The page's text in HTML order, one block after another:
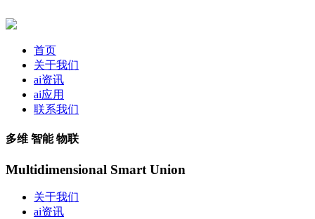
首页
关于我们
ai资讯
ai应用
联系我们
多维 智能 物联
Multidimensional Smart Union
关于我们
ai资讯